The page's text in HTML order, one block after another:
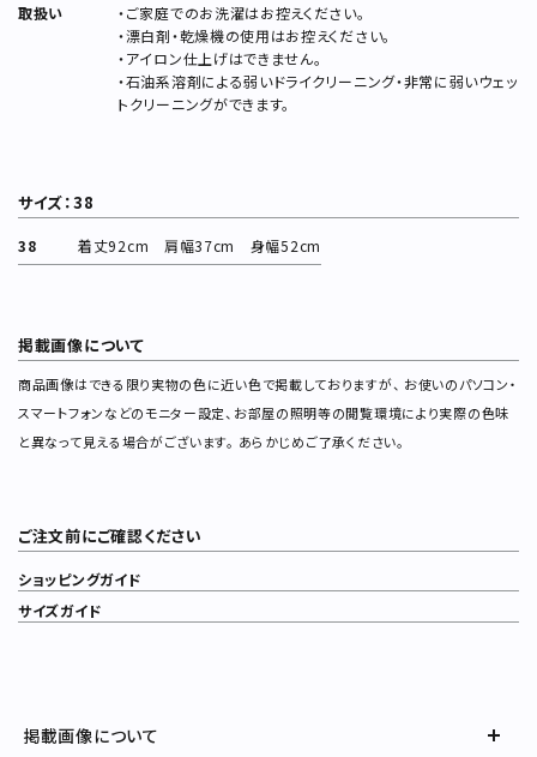
取扱い
・ご家庭でのお洗濯はお控えください。
・漂白剤・乾燥機の使用はお控えください。
・アイロン仕上げはできません。
・石油系溶剤による弱いドライクリーニング・非常に弱いウェッ
トクリーニングができます。
サイズ：38
38 着丈92cm 肩幅37cm 身幅52cm
掲載画像について
商品画像はできる限り実物の色に近い色で掲載しておりますが、 お使いのパソコン・
スマートフォンなどのモニター設定、お部屋の照明等の閲覧環境により実際の色味
と異なって見える場合がございます。 あらかじめご了承ください。
ご注文前にご確認ください
ショッピングガイド
サイズガイド
掲載画像について